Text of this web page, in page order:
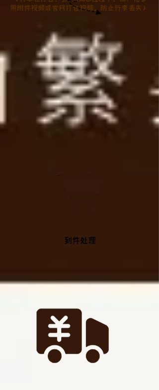
照附件视频或官网打包视频，防止行李丢失）
​到件处理